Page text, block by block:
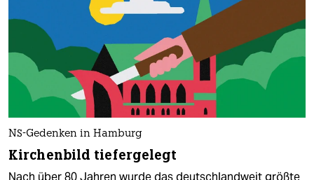
NS-Gedenken in Hamburg
Kirchenbild tiefergelegt